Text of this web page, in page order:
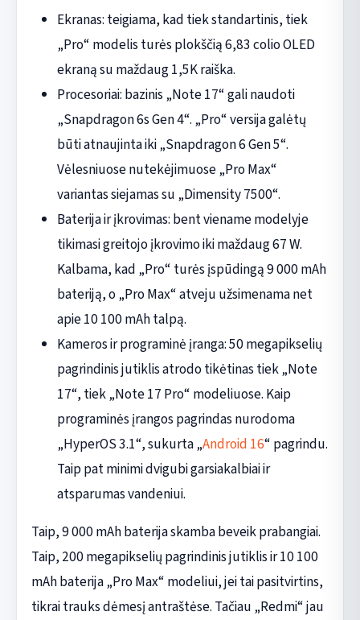
Ekranas: teigiama, kad tiek standartinis, tiek
„Pro“ modelis turės plokščią 6,83 colio OLED
ekraną su maždaug 1,5K raiška.
Procesoriai: bazinis „Note 17“ gali naudoti
„Snapdragon 6s Gen 4“. „Pro“ versija galėtų
būti atnaujinta iki „Snapdragon 6 Gen 5“.
Vėlesniuose nutekėjimuose „Pro Max“
variantas siejamas su „Dimensity 7500“.
Baterija ir įkrovimas: bent viename modelyje
tikimasi greitojo įkrovimo iki maždaug 67 W.
Kalbama, kad „Pro“ turės įspūdingą 9 000 mAh
bateriją, o „Pro Max“ atveju užsimenama net
apie 10 100 mAh talpą.
Kameros ir programinė įranga: 50 megapikselių
pagrindinis jutiklis atrodo tikėtinas tiek „Note
17“, tiek „Note 17 Pro“ modeliuose. Kaip
programinės įrangos pagrindas nurodoma
„HyperOS 3.1“, sukurta „Android 16“ pagrindu.
Taip pat minimi dvigubi garsiakalbiai ir
atsparumas vandeniui.
Taip, 9 000 mAh baterija skamba beveik prabangiai.
Taip, 200 megapikselių pagrindinis jutiklis ir 10 100
mAh baterija „Pro Max“ modeliui, jei tai pasitvirtins,
tikrai trauks dėmesį antraštėse. Tačiau „Redmi“ jau